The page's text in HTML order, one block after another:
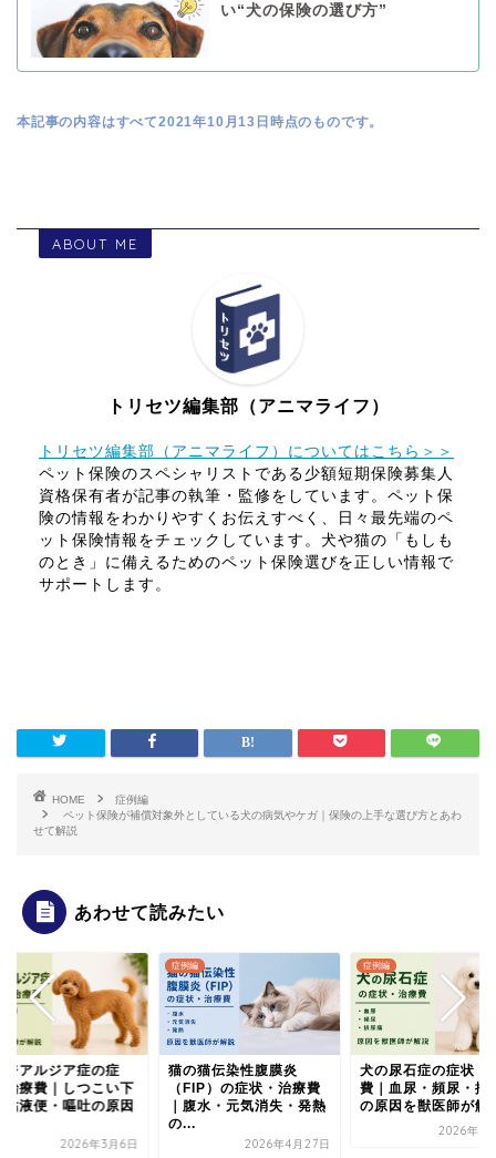
い“犬の保険の選び方”
本記事の内容はすべて2021年10月13日時点のものです。
ABOUT ME
トリセツ編集部（アニマライフ）
トリセツ編集部（アニマライフ）についてはこちら＞＞
ペット保険のスペシャリストである少額短期保険募集人
資格保有者が記事の執筆・監修をしています。ペット保
険の情報をわかりやすくお伝えすべく、日々最先端のペ
ット保険情報をチェックしています。犬や猫の「もしも
のとき」に備えるためのペット保険選びを正しい情報で
サポートします。
HOME
症例編
ペット保険が補償対象外としている犬の病気やケガ｜保険の上手な選び方とあわ
せて解説
あわせて読みたい
猫伝染性腹膜炎
）の症状・治療費
水・元気消失・発熱
2026年4月27日
症例編
犬の尿石症の症状・治療
費｜血尿・頻尿・排尿痛
の原因を獣医師が解説
症例編
犬のジアルジア症の
状・治療費｜しつこ
痢・粘液便・嘔吐の